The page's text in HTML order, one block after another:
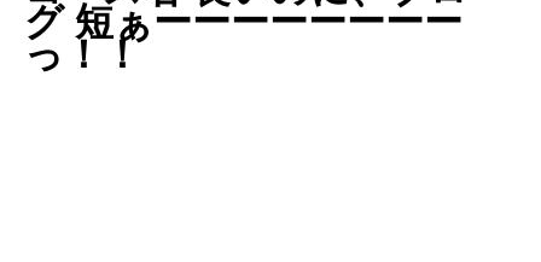
グ 短ぁーーーーーーーー
っ！！